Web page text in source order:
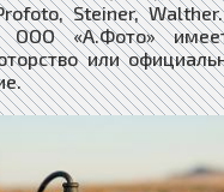
Steiner,
ООО «А.Фото»
или